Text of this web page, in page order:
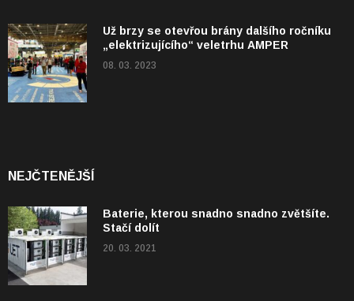
Už brzy se otevřou brány dalšího ročníku
„elektrizujícího“ veletrhu AMPER
08. 03. 2023
NEJČTENĚJŠÍ
Baterie, kterou snadno snadno zvětšíte.
Stačí dolít
20. 03. 2021